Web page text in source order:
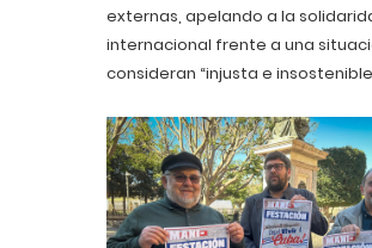
externas, apelando a la
internacional frente a una
consideran “injusta e